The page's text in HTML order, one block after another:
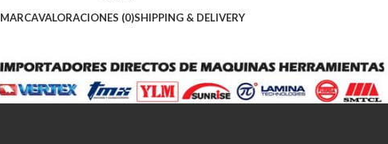
MARCAVALORACIONES (0)SHIPPING & DELIVERY